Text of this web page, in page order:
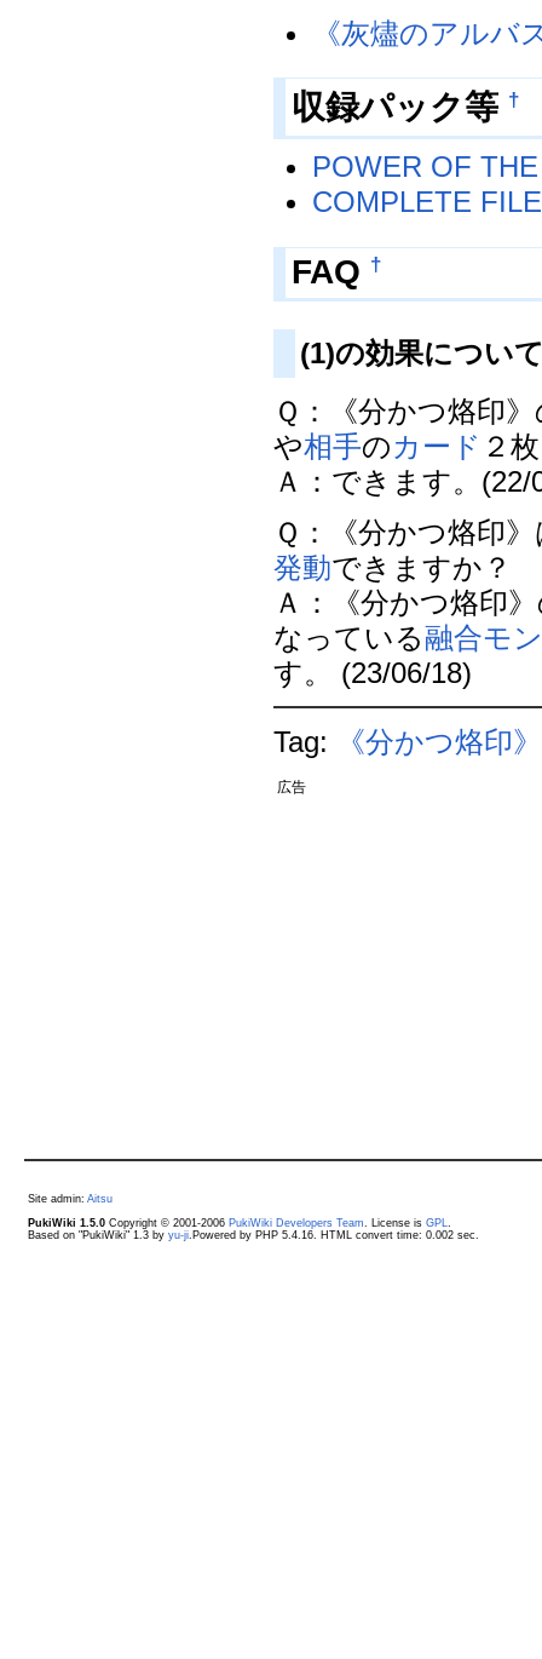
《灰燼のアルバ
収録パック等 †
POWER OF
COMPLETE
FAQ †
(1)の効果につい
Ｑ：《分かつ烙印
や相手のカード ２
Ａ：できます。(22/
Ｑ：《分かつ烙印
発動できますか？
Ａ：《分かつ烙印
なっている融合モ
す。 (23/06/18)
Tag: 《分かつ烙印》
広告
Site admin: Aitsu
PukiWiki 1.5.0Copyright © 2001-2006 PukiWiki Developers Team . License is GPL
Based on "PukiWiki" 1.3 by yu-ji.Powered by PHP 5.4.16. HTML convert time: 0.002 sec.